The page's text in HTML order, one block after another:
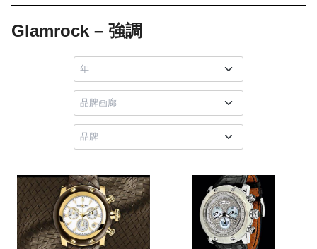
Glamrock – 強調